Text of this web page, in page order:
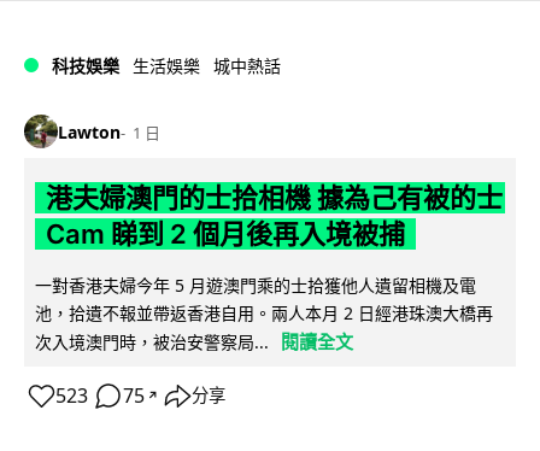
科技娛樂 生活娛樂 城中熱話
Lawton 1 日
港夫婦澳門的士拾相機 據為己有被的士
Cam 睇到 2 個月後再入境被捕
一對香港夫婦今年 5 月遊澳門乘的士拾獲他人遺留相機及電
池，拾遺不報並帶返香港自用。兩人本月 2 日經港珠澳大橋再
次入境澳門時，被治安警察局...
閱讀全文
523 75 ↗ 分享